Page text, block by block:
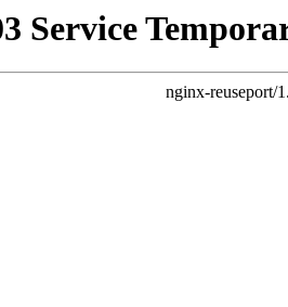
Service
nginx-reuseport/